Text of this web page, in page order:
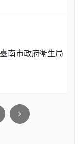
臺南市政府衛生局